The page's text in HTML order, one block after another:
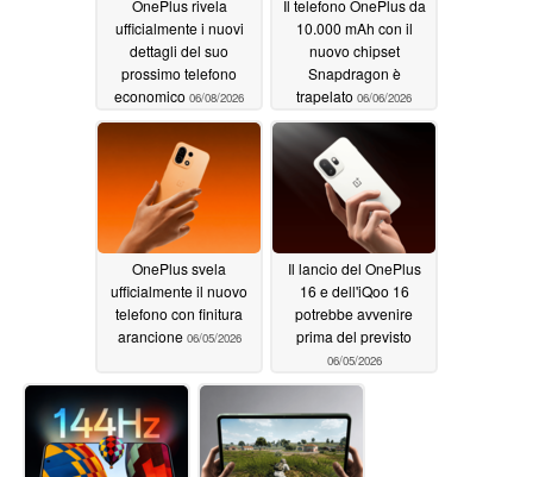
OnePlus rivela
ufficialmente i nuovi
dettagli del suo
prossimo telefono
economico 06/08/2026
Il telefono OnePlus da
10.000 mAh con il
nuovo chipset
Snapdragon è
trapelato 06/06/2026
OnePlus svela
ufficialmente il nuovo
telefono con finitura
arancione 06/05/2026
Il lancio del OnePlus
16 e dell'iQoo 16
potrebbe avvenire
prima del previsto
06/05/2026